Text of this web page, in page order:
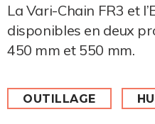
La Vari-Chain FR3 et
disponibles en deux
450 mm et 550 mm.
OUTILLAGE